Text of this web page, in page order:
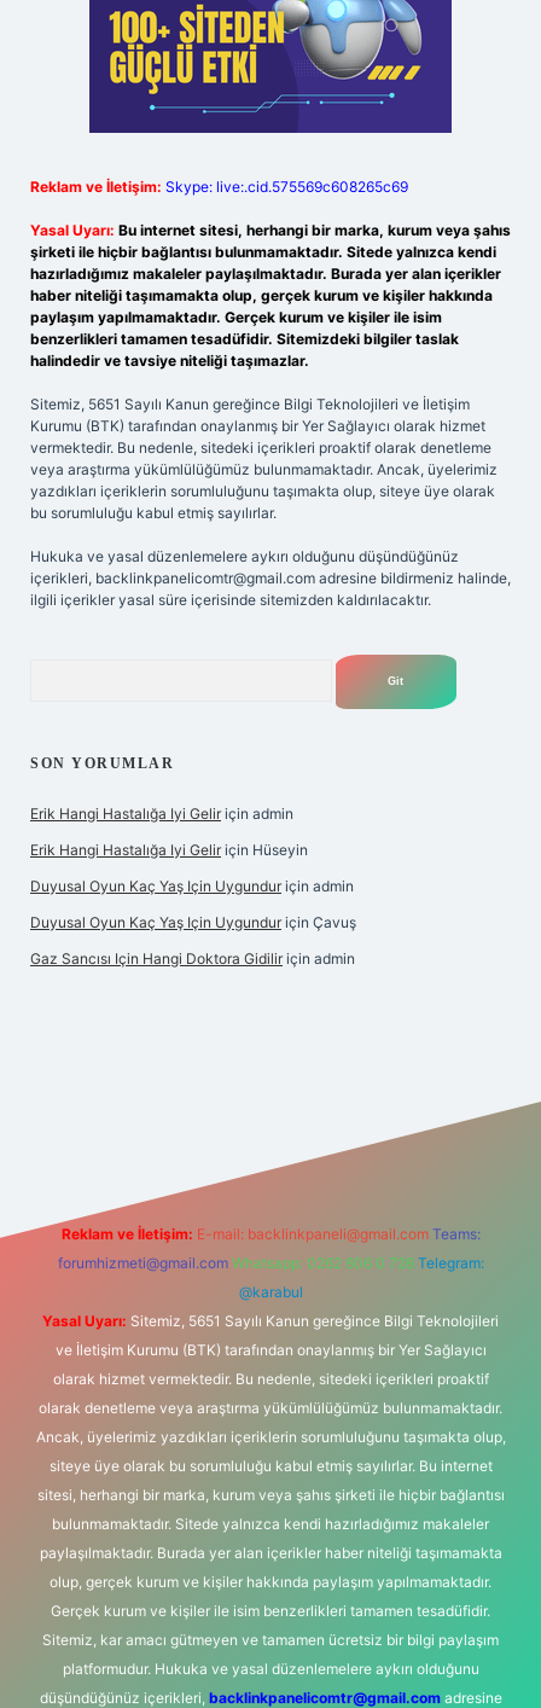
Reklam ve İletişim: Skype: live:.cid.575569c608265c69
Yasal Uyarı: Bu internet sitesi, herhangi bir marka, kurum veya şahıs
şirketi ile hiçbir bağlantısı bulunmamaktadır. Sitede yalnızca kendi
hazırladığımız makaleler paylaşılmaktadır. Burada yer alan içerikler
haber niteliği taşımamakta olup, gerçek kurum ve kişiler hakkında
paylaşım yapılmamaktadır. Gerçek kurum ve kişiler ile isim
benzerlikleri tamamen tesadüfidir. Sitemizdeki bilgiler taslak
halindedir ve tavsiye niteliği taşımazlar.
Sitemiz, 5651 Sayılı Kanun gereğince Bilgi Teknolojileri ve İletişim
Kurumu (BTK) tarafından onaylanmış bir Yer Sağlayıcı olarak hizmet
vermektedir. Bu nedenle, sitedeki içerikleri proaktif olarak denetleme
veya araştırma yükümlülüğümüz bulunmamaktadır. Ancak, üyelerimiz
yazdıkları içeriklerin sorumluluğunu taşımakta olup, siteye üye olarak
bu sorumluluğu kabul etmiş sayılırlar.
Hukuka ve yasal düzenlemelere aykırı olduğunu düşündüğünüz
içerikleri, backlinkpanelicomtr@gmail.com adresine bildirmeniz halinde,
ilgili içerikler yasal süre içerisinde sitemizden kaldırılacaktır.
SON YORUMLAR
Erik Hangi Hastalığa Iyi Gelir için admin
Erik Hangi Hastalığa Iyi Gelir için Hüseyin
Duyusal Oyun Kaç Yaş Için Uygundur için admin
Duyusal Oyun Kaç Yaş Için Uygundur için Çavuş
Gaz Sancısı Için Hangi Doktora Gidilir için admin
Reklam ve İletişim: E-mail: backlinkpaneli@gmail.com Teams:
forumhizmeti@gmail.com Whatsapp: 0262 606 0 726 Telegram:
@karabul
Yasal Uyarı: Sitemiz, 5651 Sayılı Kanun gereğince Bilgi Teknolojileri
ve İletişim Kurumu (BTK) tarafından onaylanmış bir Yer Sağlayıcı
olarak hizmet vermektedir. Bu nedenle, sitedeki içerikleri proaktif
olarak denetleme veya araştırma yükümlülüğümüz bulunmamaktadır.
Ancak, üyelerimiz yazdıkları içeriklerin sorumluluğunu taşımakta olup,
siteye üye olarak bu sorumluluğu kabul etmiş sayılırlar. Bu internet
sitesi, herhangi bir marka, kurum veya şahıs şirketi ile hiçbir bağlantısı
bulunmamaktadır. Sitede yalnızca kendi hazırladığımız makaleler
paylaşılmaktadır. Burada yer alan içerikler haber niteliği taşımamakta
olup, gerçek kurum ve kişiler hakkında paylaşım yapılmamaktadır.
Gerçek kurum ve kişiler ile isim benzerlikleri tamamen tesadüfidir.
Sitemiz, kar amacı gütmeyen ve tamamen ücretsiz bir bilgi paylaşım
platformudur. Hukuka ve yasal düzenlemelere aykırı olduğunu
düşündüğünüz içerikleri, backlinkpanelicomtr@gmail.comadresine